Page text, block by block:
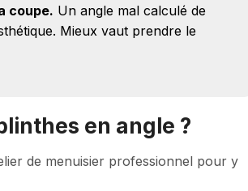
coupe. Un angle mal calculé de
Mieux vaut prendre le
en angle ?
de menuisier professionnel pour y